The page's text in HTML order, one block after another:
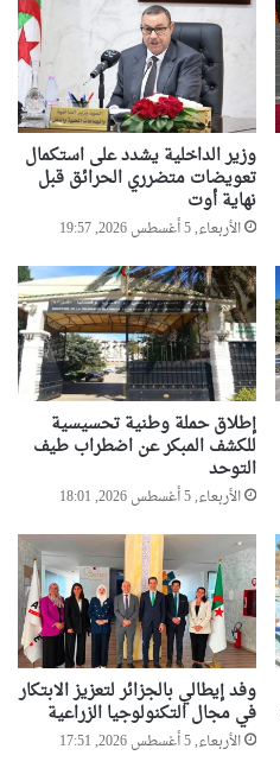
وزير الداخلية يشدد على استكمال
تعويضات متضرري الحرائق قبل
نهاية أوت
الأربعاء, 5 أغسطس 2026, 19:57
إطلاق حملة وطنية تحسيسية
للكشف المبكر عن اضطراب طيف
التوحد
الأربعاء, 5 أغسطس 2026, 18:01
وفد إيطالي بالجزائر لتعزيز الابتكار
في مجال التكنولوجيا الزراعية
الأربعاء, 5 أغسطس 2026, 17:51